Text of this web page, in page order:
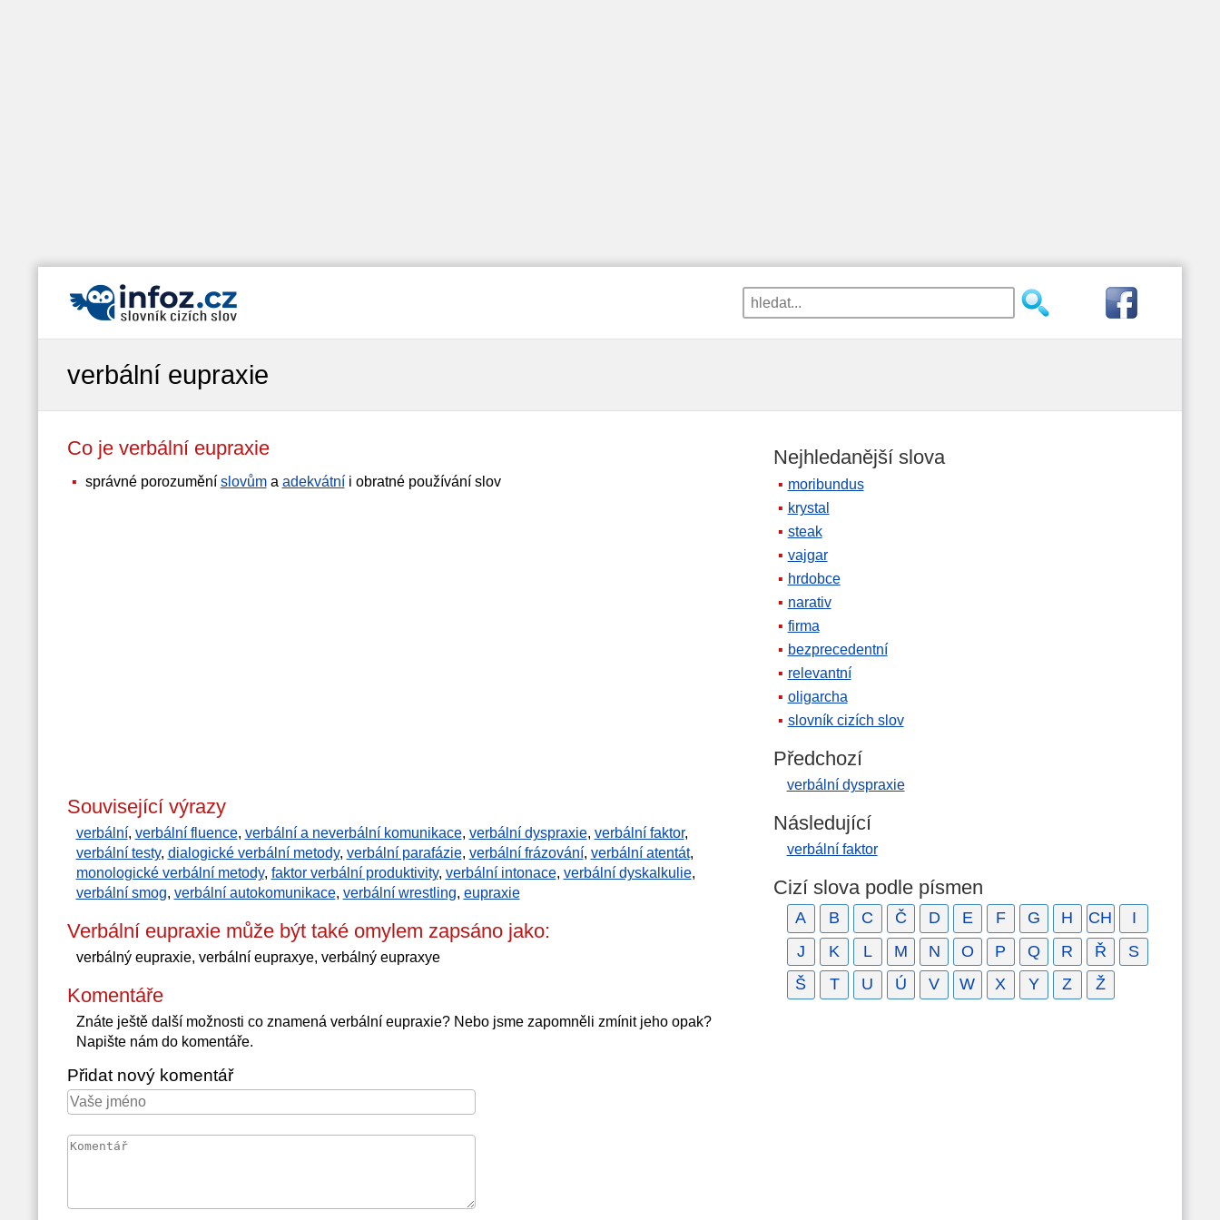
verbální eupraxie
Co je verbální eupraxie
správné porozumění slovůma adekvátníi obratné používání slov
Související výrazy
verbální, verbální fluence, verbální a neverbální komunikace, verbální dyspraxie, verbální faktor,
verbální testy, dialogické verbální metody, verbální parafázie, verbální frázování, verbální atentát,
monologické verbální metody, faktor verbální produktivity, verbální intonace, verbální dyskalkulie,
verbální smog, verbální autokomunikace, verbální wrestling, eupraxie
Verbální eupraxie může být také omylem zapsáno jako:
verbálný eupraxie, verbální eupraxye, verbálný eupraxye
Komentáře
Znáte ještě další možnosti co znamená verbální eupraxie? Nebo jsme zapomněli zmínit jeho opak?
Napište nám do komentáře.
Přidat nový komentář
Nejhledanější slova
moribundus
krystal
steak
vajgar
hrdobce
narativ
firma
bezprecedentní
relevantní
oligarcha
slovník cizích slov
Předchozí
verbální dyspraxie
Následující
verbální faktor
Cizí slova podle písmen
A B C Č D E F G H CH
I
J
K L M N O P Q R Ř
S
Š
T U Ú V W X Y Z Ž